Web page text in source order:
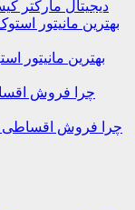
دیجیتال مارکتر
بهترین مانیتور
چرا فروش اقساطی